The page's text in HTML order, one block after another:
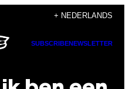
+ NEDERLANDS
SUBSCRIBENEWSLETTER